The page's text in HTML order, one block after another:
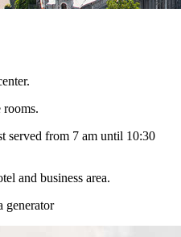
served from 7 am until 10:30
and business area.
generator